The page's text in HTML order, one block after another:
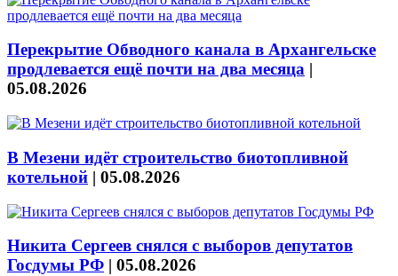
Перекрытие Обводного канала в Архангельске
продлевается ещё почти на два месяца |
05.08.2026
В Мезени идёт строительство биотопливной
котельной | 05.08.2026
Никита Сергеев снялся с выборов депутатов
Госдумы РФ | 05.08.2026